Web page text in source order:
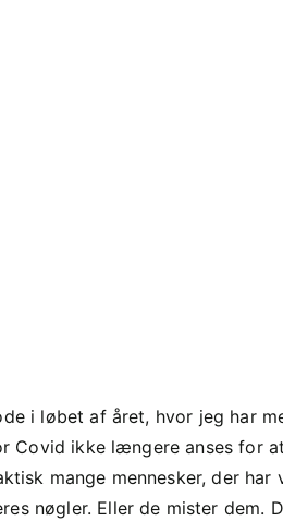
i løbet af året, hvor jeg har
Covid ikke længere anses for
mange mennesker, der
nøgler. Eller de mister